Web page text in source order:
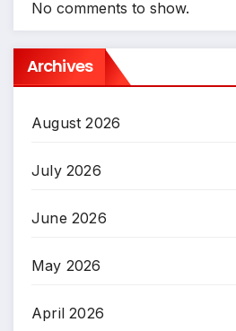
No comments to show.
Archives
August 2026
July 2026
June 2026
May 2026
April 2026